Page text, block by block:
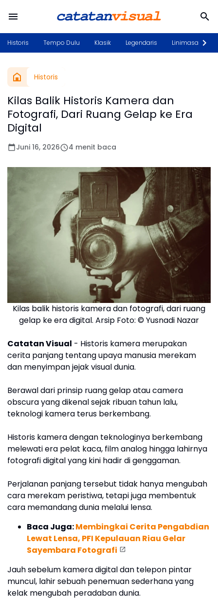
Historis Tempo Dulu Klasik Legendaris Linimasa
Historis
Kilas Balik Historis Kamera dan
Fotografi, Dari Ruang Gelap ke Era
Digital
Juni 16, 2026 4 menit baca
Kilas balik historis kamera dan fotografi, dari ruang
gelap ke era digital. Arsip Foto: © Yusnadi Nazar
Catatan Visual - Historis kamera merupakan
cerita panjang tentang upaya manusia merekam
dan menyimpan jejak visual dunia.
Berawal dari prinsip ruang gelap atau camera
obscura yang dikenal sejak ribuan tahun lalu,
teknologi kamera terus berkembang.
Historis kamera dengan teknologinya berkembang
melewati era pelat kaca, film analog hingga lahirnya
fotografi digital yang kini hadir di genggaman.
Perjalanan panjang tersebut tidak hanya mengubah
cara merekam peristiwa, tetapi juga membentuk
cara memandang dunia melalui lensa.
Baca Juga:Membingkai Cerita Pengabdian
Lewat Lensa, PFI Kepulauan Riau Gelar
Sayembara Fotografi
Jauh sebelum kamera digital dan telepon pintar
muncul, lahir sebuah penemuan sederhana yang
kelak mengubah peradaban dunia.